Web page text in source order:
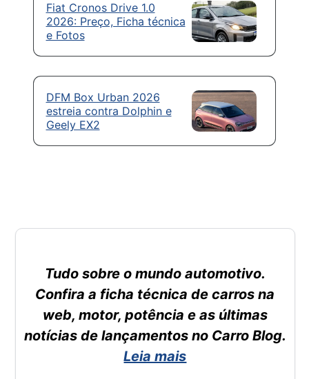
Fiat Cronos Drive 1.0
2026: Preço, Ficha técnica
e Fotos
DFM Box Urban 2026
estreia contra Dolphin e
Geely EX2
Tudo sobre o mundo automotivo.
Confira a ficha técnica de carros na
web, motor, potência e as últimas
notícias de lançamentos no Carro Blog.
Leia mais